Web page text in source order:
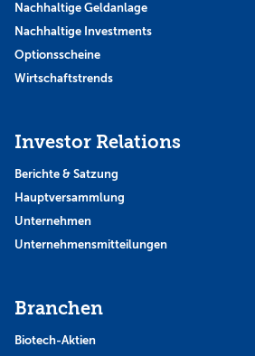
Nachhaltige Geldanlage
Nachhaltige Investments
Optionsscheine
Wirtschaftstrends
Investor Relations
Berichte & Satzung
Hauptversammlung
Unternehmen
Unternehmensmitteilungen
Branchen
Biotech-Aktien